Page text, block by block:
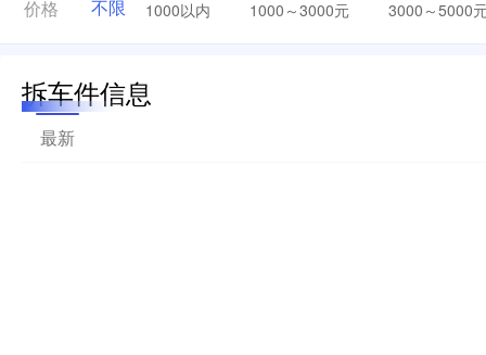
价格 不限 1000以内 1000～3000元 3000～5000
拆车件信息
最新